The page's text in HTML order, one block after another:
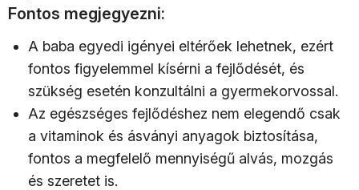
Fontos megjegyezni:
A baba egyedi igényei eltérőek lehetnek, ezért
fontos figyelemmel kísérni a fejlődését, és
szükség esetén konzultálni a gyermekorvossal.
Az egészséges fejlődéshez nem elegendő csak
a vitaminok és ásványi anyagok biztosítása,
fontos a megfelelő mennyiségű alvás, mozgás
és szeretet is.